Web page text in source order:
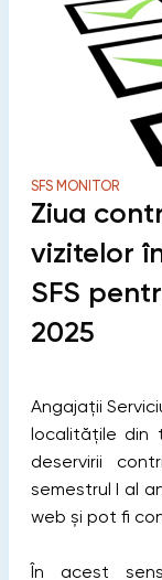
SFS MONITOR
Ziua
vizitelor
SFS
2025
Angajații
localitățile din
deservirii
semestrul I al
web și pot fi
În acest